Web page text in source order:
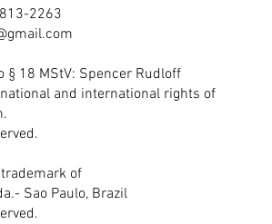
2263
18 MStV: Spencer Rudloff
and international rights of
of
Sao Paulo, Brazil